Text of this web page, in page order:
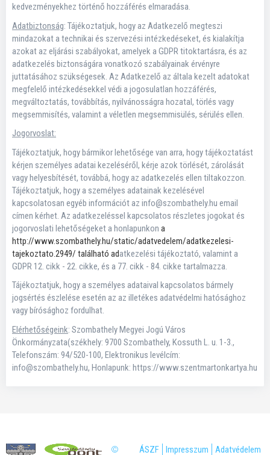
kedvezményekhez történő hozzáférés elmaradása.
Adatbiztonság: Tájékoztatjuk, hogy az Adatkezelő megteszi
mindazokat a technikai és szervezési intézkedéseket, és kialakítja
azokat az eljárási szabályokat, amelyek a GDPR titoktartásra, és az
adatkezelés biztonságára vonatkozó szabályainak érvényre
juttatásához szükségesek. Az Adatkezelő az általa kezelt adatokat
megfelelő intézkedésekkel védi a jogosulatlan hozzáférés,
megváltoztatás, továbbítás, nyilvánosságra hozatal, törlés vagy
megsemmisítés, valamint a véletlen megsemmisülés, sérülés ellen.
Jogorvoslat:
Tájékoztatjuk, hogy bármikor lehetősége van arra, hogy tájékoztatást
kérjen személyes adatai kezeléséről, kérje azok törlését, zárolását
vagy helyesbítését, továbbá, hogy az adatkezelés ellen tiltakozzon.
Tájékoztatjuk, hogy a személyes adatainak kezelésével
kapcsolatosan egyéb információt az info@szombathely.hu email
címen kérhet. Az adatkezeléssel kapcsolatos részletes jogokat és
jogorvoslati lehetőségeket a honlapunkon a
http://www.szombathely.hu/static/adatvedelem/adatkezelesi-
tajekoztato.2949/ található adatkezelési tájékoztató, valamint a
GDPR 12. cikk - 22. cikke, és a 77. cikk - 84. cikke tartalmazza.
Tájékoztatjuk, hogy a személyes adataival kapcsolatos bármely
jogsértés észlelése esetén az az illetékes adatvédelmi hatósághoz
vagy bírósághoz fordulhat.
Elérhetőségeink: Szombathely Megyei Jogú Város
Önkormányzata(székhely: 9700 Szombathely, Kossuth L. u. 1-3.,
Telefonszám: 94/520-100, Elektronikus levélcím:
info@szombathely.hu, Honlapunk: https://www.szentmartonkartya.hu
ÁSZF Impresszum Adatvédelem
©